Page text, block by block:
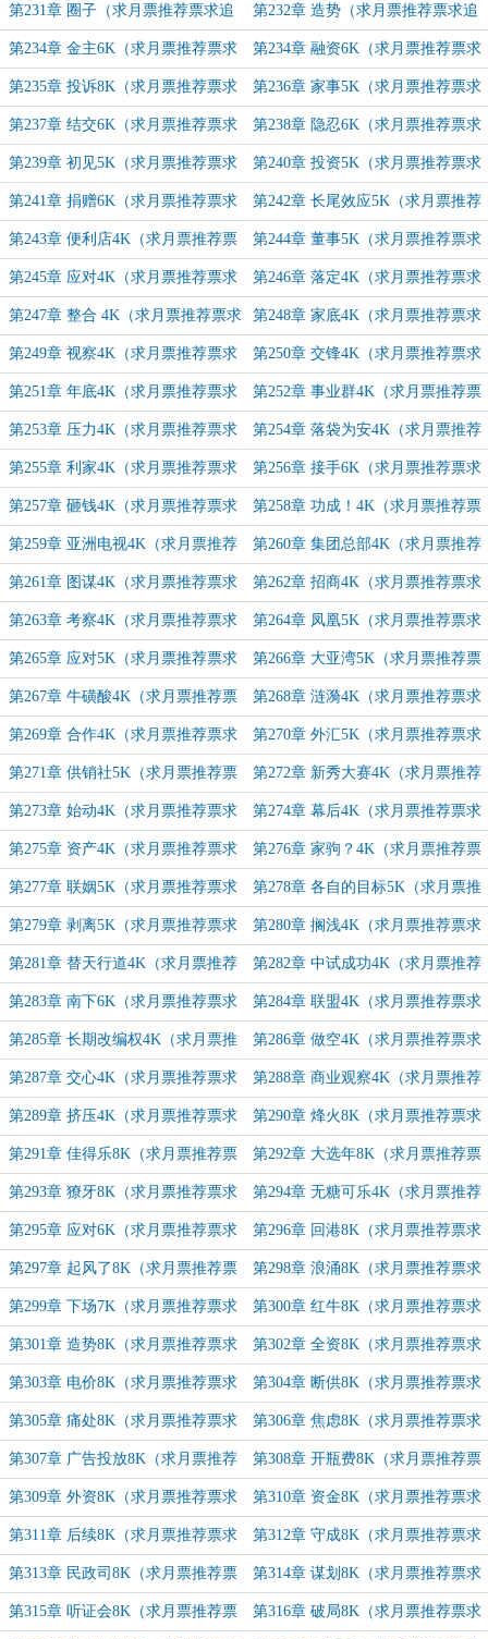
订！） 求追订！）
第231章 圈子（求月票推荐票求追
订！）
第232章 造势（求月票推荐票求追
订！）
第234章 金主6K（求月票推荐票求
追订！）
第234章 融资6K（求月票推荐票求
追订！）
第235章 投诉8K（求月票推荐票求
追订！）
第236章 家事5K（求月票推荐票求
追订！）
第237章 结交6K（求月票推荐票求
追订！）
第238章 隐忍6K（求月票推荐票求
追订！）
第239章 初见5K（求月票推荐票求
追订！）
第240章 投资5K（求月票推荐票求
追订！）
第241章 捐赠6K（求月票推荐票求
追订！）
第242章 长尾效应5K（求月票推荐
票求追订！）
第243章 便利店4K（求月票推荐票
求追订！）
第244章 董事5K（求月票推荐票求
追订！）
第245章 应对4K（求月票推荐票求
追订！）
第246章 落定4K（求月票推荐票求
追订！）
第247章 整合 4K（求月票推荐票求
追订！）
第248章 家底4K（求月票推荐票求
追订！）
第249章 视察4K（求月票推荐票求
追订！）
第250章 交锋4K（求月票推荐票求
追订！）
第251章 年底4K（求月票推荐票求
追订！）
第252章 事业群4K（求月票推荐票
求追订！）
第253章 压力4K（求月票推荐票求
追订！）
第254章 落袋为安4K（求月票推荐
票求追订！）
第255章 利家4K（求月票推荐票求
追订！）
第256章 接手6K（求月票推荐票求
追订！）
第257章 砸钱4K（求月票推荐票求
追订！）
第258章 功成！4K（求月票推荐票
求追订！）
第259章 亚洲电视4K（求月票推荐
票求追订！）
第260章 集团总部4K（求月票推荐
票求追订！）
第261章 图谋4K（求月票推荐票求
追订！）
第262章 招商4K（求月票推荐票求
追订！）
第263章 考察4K（求月票推荐票求
追订！）
第264章 凤凰5K（求月票推荐票求
追订！）
第265章 应对5K（求月票推荐票求
追订！）
第266章 大亚湾5K（求月票推荐票
求追订！）
第267章 牛磺酸4K（求月票推荐票
求追订！）
第268章 涟漪4K（求月票推荐票求
追订！）
第269章 合作4K（求月票推荐票求
追订！）
第270章 外汇5K（求月票推荐票求
追订！）
第271章 供销社5K（求月票推荐票
求追订！）
第272章 新秀大赛4K（求月票推荐
票求追订！）
第273章 始动4K（求月票推荐票求
追订！）
第274章 幕后4K（求月票推荐票求
追订！）
第275章 资产4K（求月票推荐票求
追订！）
第276章 家驹？4K（求月票推荐票
求追订！）
第277章 联姻5K（求月票推荐票求
追订！）
第278章 各自的目标5K（求月票推
荐票求追订！）
第279章 剥离5K（求月票推荐票求
追订！）
第280章 搁浅4K（求月票推荐票求
追订！）
第281章 替天行道4K（求月票推荐
票求追订！）
第282章 中试成功4K（求月票推荐
票求追订！）
第283章 南下6K（求月票推荐票求
追订！）
第284章 联盟4K（求月票推荐票求
追订！）
第285章 长期改编权4K（求月票推
荐票求追订！）
第286章 做空4K（求月票推荐票求
追订！）
第287章 交心4K（求月票推荐票求
追订！）
第288章 商业观察4K（求月票推荐
票求追订！）
第289章 挤压4K（求月票推荐票求
追订！）
第290章 烽火8K（求月票推荐票求
追订！）
第291章 佳得乐8K（求月票推荐票
求追订！）
第292章 大选年8K（求月票推荐票
求追订！）
第293章 獠牙8K（求月票推荐票求
追订！）
第294章 无糖可乐4K（求月票推荐
票求追订！）
第295章 应对6K（求月票推荐票求
追订！）
第296章 回港8K（求月票推荐票求
追订！）
第297章 起风了8K（求月票推荐票
求追订！）
第298章 浪涌8K（求月票推荐票求
追订！）
第299章 下场7K（求月票推荐票求
追订！）
第300章 红牛8K（求月票推荐票求
追订！）
第301章 造势8K（求月票推荐票求
追订！）
第302章 全资8K（求月票推荐票求
追订！）
第303章 电价8K（求月票推荐票求
追订！）
第304章 断供8K（求月票推荐票求
追订！）
第305章 痛处8K（求月票推荐票求
追订！）
第306章 焦虑8K（求月票推荐票求
追订！）
第307章 广告投放8K（求月票推荐
票求追订！）
第308章 开瓶费8K（求月票推荐票
求追订！）
第309章 外资8K（求月票推荐票求
追订！）
第310章 资金8K（求月票推荐票求
追订！）
第311章 后续8K（求月票推荐票求
追订！）
第312章 守成8K（求月票推荐票求
追订！）
第313章 民政司8K（求月票推荐票
求追订！）
第314章 谋划8K（求月票推荐票求
追订！）
第315章 听证会8K（求月票推荐票 第316章 破局8K（求月票推荐票求